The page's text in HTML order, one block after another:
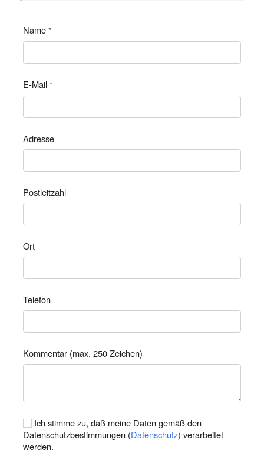
Name *
E-Mail *
Adresse
Postleitzahl
Ort
Telefon
Kommentar (max. 250 Zeichen)
Ich stimme zu, daß meine Daten gemäß den
Datenschutzbestimmungen (Datenschutz) verarbeitet
werden.